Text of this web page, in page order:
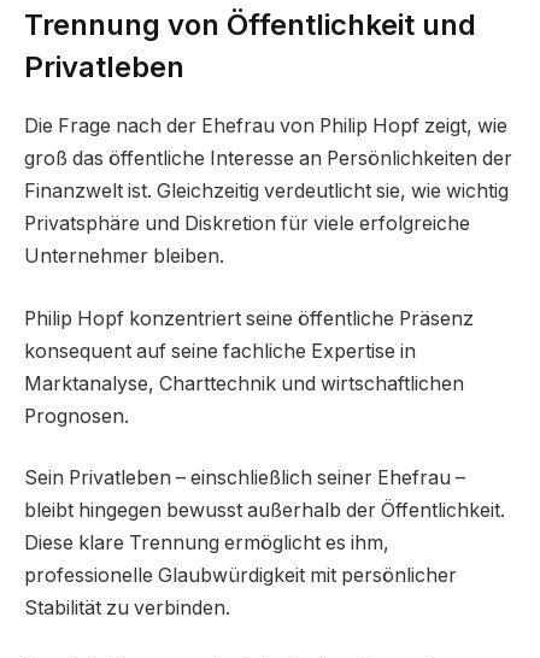
Trennung von Öffentlichkeit und
Privatleben
Die Frage nach der Ehefrau von Philip Hopf zeigt, wie
groß das öffentliche Interesse an Persönlichkeiten der
Finanzwelt ist. Gleichzeitig verdeutlicht sie, wie wichtig
Privatsphäre und Diskretion für viele erfolgreiche
Unternehmer bleiben.
Philip Hopf konzentriert seine öffentliche Präsenz
konsequent auf seine fachliche Expertise in
Marktanalyse, Charttechnik und wirtschaftlichen
Prognosen.
Sein Privatleben – einschließlich seiner Ehefrau –
bleibt hingegen bewusst außerhalb der Öffentlichkeit.
Diese klare Trennung ermöglicht es ihm,
professionelle Glaubwürdigkeit mit persönlicher
Stabilität zu verbinden.